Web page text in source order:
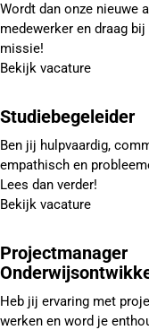
Wordt dan onze nieuwe
medewerker en draag bij
missie!
Bekijk vacature
Studiebegeleider
Ben jij hulpvaardig,
empathisch en
Lees dan verder!
Bekijk vacature
Projectmanager
Heb jij ervaring met
werken en word je